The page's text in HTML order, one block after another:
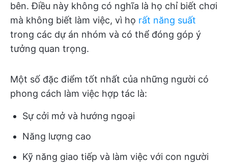
bên. Điều này không có nghĩa là họ chỉ biết chơi
mà không biết làm việc, vì họ rất năng suất
trong các dự án nhóm và có thể đóng góp ý
tưởng quan trọng.
Một số đặc điểm tốt nhất của những người có
phong cách làm việc hợp tác là:
Sự cởi mở và hướng ngoại
Năng lượng cao
Kỹ năng giao tiếp và làm việc với con người